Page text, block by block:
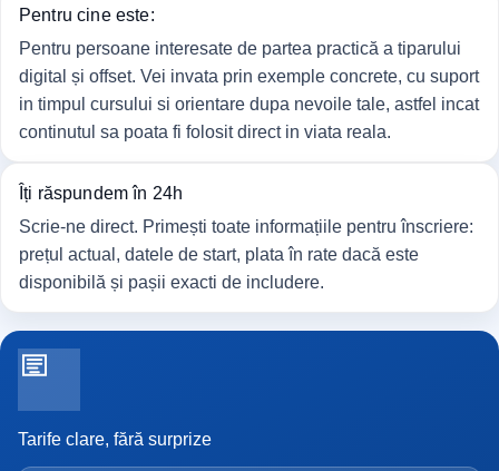
Pentru cine este:
Pentru persoane interesate de partea practică a tiparului
digital și offset. Vei invata prin exemple concrete, cu suport
in timpul cursului si orientare dupa nevoile tale, astfel incat
continutul sa poata fi folosit direct in viata reala.
Îți răspundem în 24h
Scrie-ne direct. Primești toate informațiile pentru înscriere:
prețul actual, datele de start, plata în rate dacă este
disponibilă și pașii exacti de includere.
Tarife clare, fără surprize